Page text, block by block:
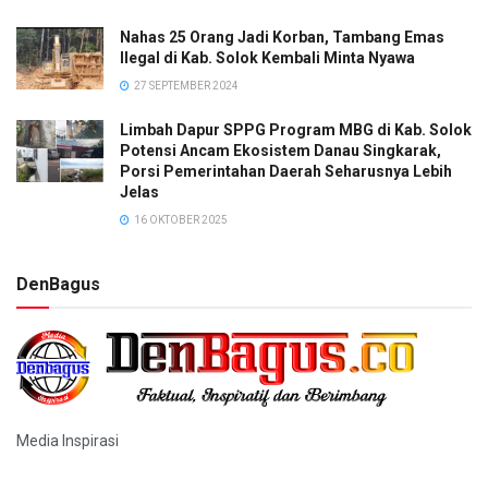
Nahas 25 Orang Jadi Korban, Tambang Emas
Ilegal di Kab. Solok Kembali Minta Nyawa
27 SEPTEMBER 2024
Limbah Dapur SPPG Program MBG di Kab. Solok
Potensi Ancam Ekosistem Danau Singkarak,
Porsi Pemerintahan Daerah Seharusnya Lebih
Jelas
16 OKTOBER 2025
DenBagus
Media Inspirasi